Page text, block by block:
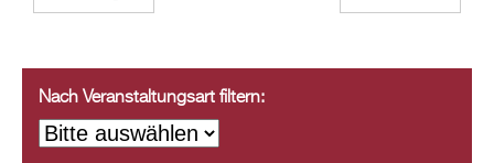
Nach Veranstaltungsart filtern: